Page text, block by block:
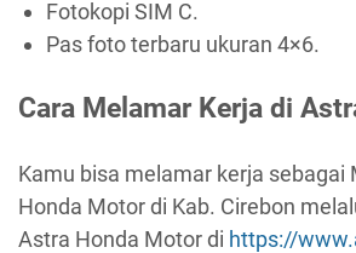
Fotokopi SIM C.
Pas foto terbaru ukuran 4×6.
Cara Melamar Kerja di
Kamu bisa melamar kerja sebagai
Honda Motor di Kab. Cirebon
Astra Honda Motor di https://